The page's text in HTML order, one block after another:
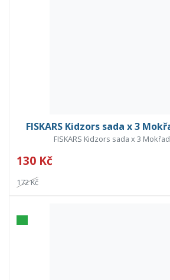
FISKARS Kidzors sada x 3
FISKARS Kidzors sada x 3
130 Kč
172 Kč